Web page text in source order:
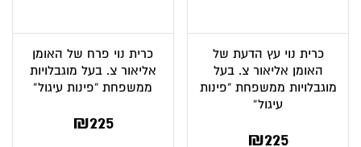
כרית נוי עץ הדעת של
האומן אליאור צ. בעל
מוגבלויות ממשפחת “פינות
עיגול”
₪225
כרית נוי פרח של האומן
אליאור צ. בעל מוגבלויות
ממשפחת “פינות עיגול”
₪225